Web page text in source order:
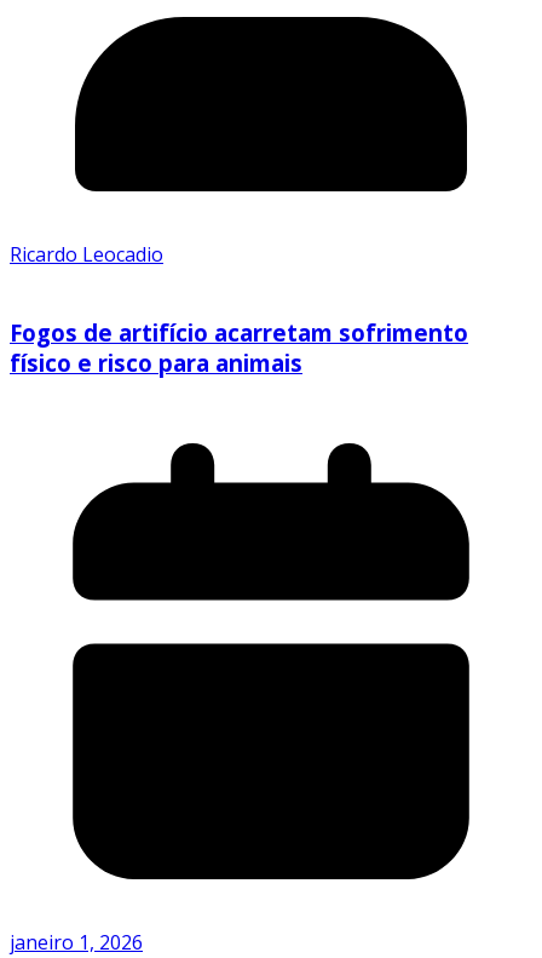
Ricardo Leocadio
Fogos de artifício acarretam sofrimento
físico e risco para animais
janeiro 1, 2026